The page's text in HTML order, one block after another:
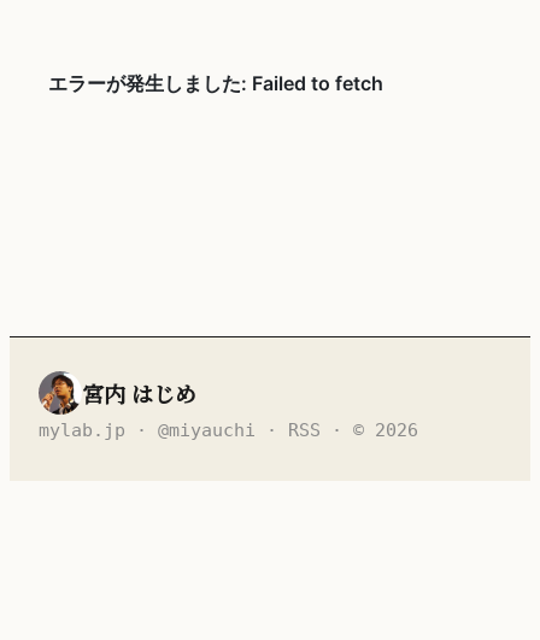
宮内 はじめ
mylab.jp · @miyauchi · RSS · © 2026